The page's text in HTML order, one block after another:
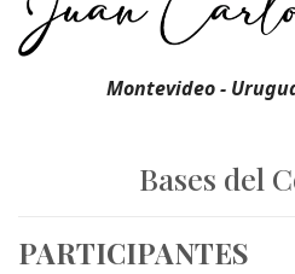
Montevideo -
Bases del
PARTICIPANTES